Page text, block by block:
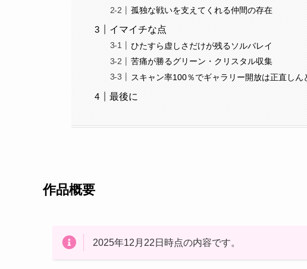
孤独な戦いを支えてくれる仲間の存在
イマイチな点
ひたすら虚しさだけが残るソルバレイ
苦痛が勝るグリーン・クリスタル収集
スキャン率100％でギャラリー開放は正直しん
最後に
作品概要
2025年12月22日時点の内容です。